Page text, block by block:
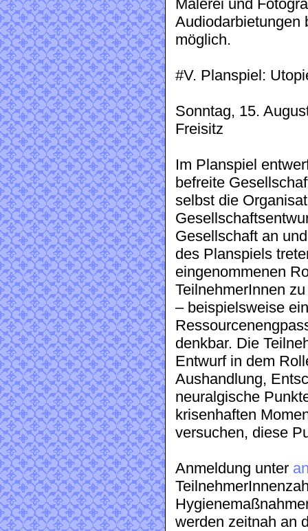
Malerei und
Audiodarbietungen
möglich.
#V. Planspiel:
Sonntag, 15.
Freisitz
Im Planspiel
befreite
selbst die
Gesellschaft an
des Planspiels
eingenommenen
TeilnehmerInnen
– beispielsweise
denkbar. Die
Entwurf in dem
Aushandlung,
neuralgische
krisenhaften
versuchen, diese
Anmeldung unter
werden zeitnah an